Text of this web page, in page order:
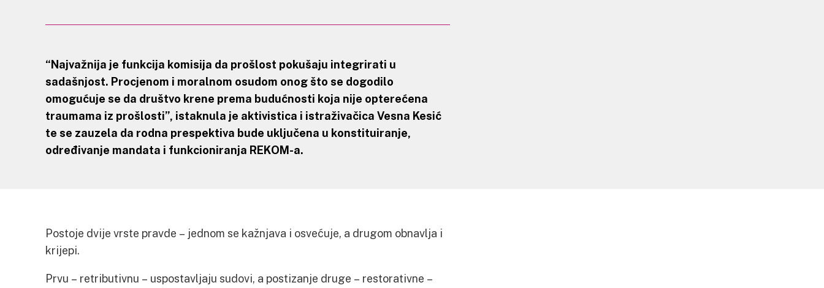
“Najvažnija je funkcija komisija da prošlost pokušaju integrirati u
sadašnjost. Procjenom i moralnom osudom onog što se dogodilo
omogućuje se da društvo krene prema budućnosti koja nije opterećena
traumama iz prošlosti”, istaknula je aktivistica i istraživačica Vesna Kesić
te se zauzela da rodna prespektiva bude uključena u konstituiranje,
određivanje mandata i funkcioniranja REKOM-a.
Postoje dvije vrste pravde – jednom se kažnjava i osvećuje, a drugom obnavlja i
krijepi.
Prvu – retributivnu – uspostavljaju sudovi, a postizanje druge – restorativne –